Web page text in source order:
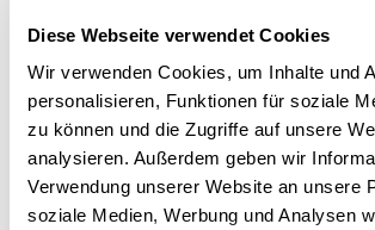
Diese Webseite verwendet Cookies
Wir verwenden Cookies, um Inhalte und
personalisieren, Funktionen für soziale
zu können und die Zugriffe auf unsere
analysieren. Außerdem geben wir
Verwendung unserer Website an unsere
soziale Medien, Werbung und Analysen
Wirtschafts­wissenschaftliche
Alumni im Gespräch: Interviews mit Alumni
Wirtschftswissenschaftlichen Fakultät